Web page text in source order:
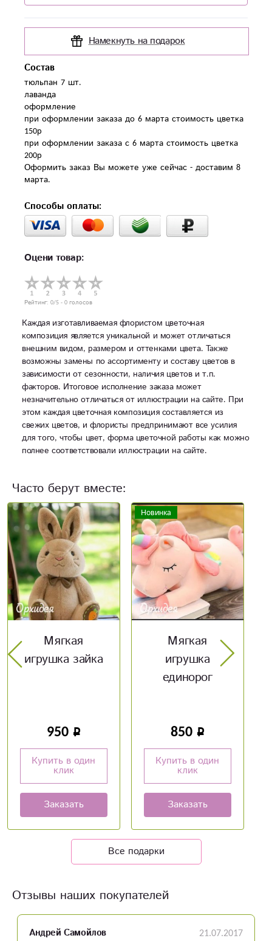
Намекнуть на подарок
Состав
тюльпан 7 шт.
лаванда
оформление
при оформлении заказа до 6 марта стоимость цветка
150р
при оформлении заказа с 6 марта стоимость цветка
200р
Оформить заказ Вы можете уже сейчас - доставим 8
Способы оплаты:
Оцени товар:
Рейтинг: 0/5 - 0 голосов
Каждая изготавливаемая флористом цветочная
композиция является уникальной и может отличаться
внешним видом, размером и оттенками цвета. Также
возможны замены по ассортименту и составу цветов в
зависимости от сезонности, наличия цветов и т.п.
факторов. Итоговое исполнение заказа может
незначительно отличаться от иллюстрации на сайте. При
этом каждая цветочная композиция составляется из
свежих цветов, и флористы предпринимают все усилия
для того, чтобы цвет, форма цветочной работы как можно
полнее соответствовали иллюстрации на сайте.
Часто берут вместе:
Новинка
Мягкая
игрушка
850
Купить в один
клик
Заказать
конверт «С
рождением
малыша»
50
Купить в один
клик
Заказать
Все подарки
Отзывы наших покупателей
Андрей Самойлов 21.07.2017